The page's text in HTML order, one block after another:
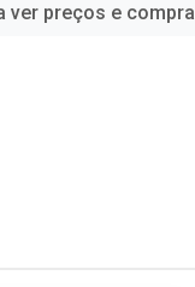
ver preços e